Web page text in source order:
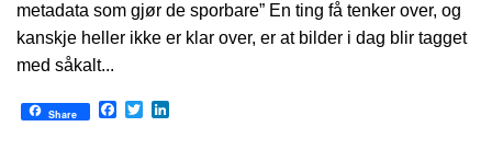
metadata som gjør de sporbare” En ting få tenker over, og
kanskje heller ikke er klar over, er at bilder i dag blir tagget
med såkalt...
Share Facebook
Twitter